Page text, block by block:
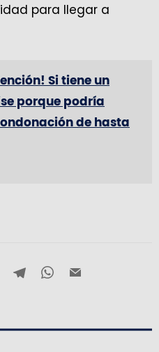
para llegar a
Si tiene un
porque podría
de hasta